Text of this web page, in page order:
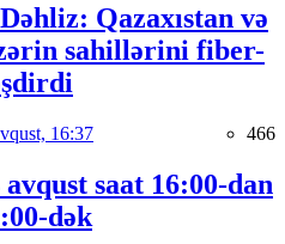
Qazaxıstan və
sahillərini fiber-
16:37 466
saat 16:00-dan
dək